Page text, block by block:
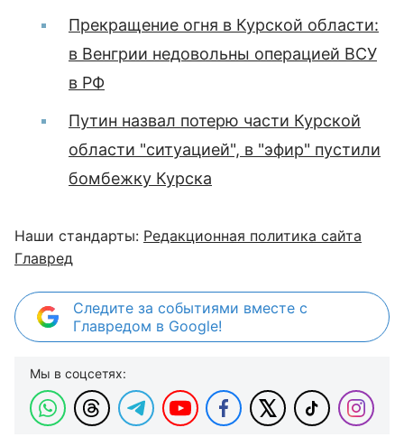
Прекращение огня в Курской области:
в Венгрии недовольны операцией ВСУ
в РФ
Путин назвал потерю части Курской
области "ситуацией", в "эфир" пустили
бомбежку Курска
Наши стандарты: Редакционная политика сайта
Главред
Следите за событиями вместе с
Главредом в Google!
Мы в соцсетях: